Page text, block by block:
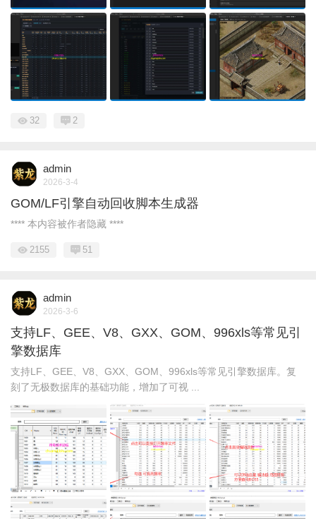
32 2
admin
2026-3-4
GOM/LF引擎自动回收脚本生成器
**** 本内容被作者隐藏 ****
2155 51
admin
2026-3-6
支持LF、GEE、V8、GXX、GOM、996xls等常见引
擎数据库
支持LF、GEE、V8、GXX、GOM、996xls等常见引擎数据库。复
刻了无极数据库的基础功能，增加了可视 ...